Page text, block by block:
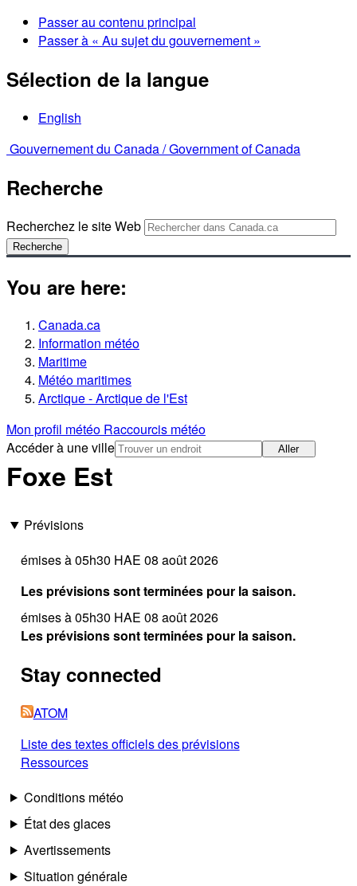
Passer au contenu principal
Passer à « Au sujet du gouvernement »
Sélection de la langue
English
Gouvernement du Canada /Government of Canada
Recherche
Recherchez le site Web
Recherche
You are here:
Canada.ca
Information météo
Maritime
Météo maritimes
Arctique - Arctique de l'Est
Mon profil météo Raccourcis météo
Accéder à une ville
Aller
Foxe Est
Prévisions
émises à 05h30 HAE 08 août 2026
Les prévisions sont terminées pour la saison.
émises à 05h30 HAE 08 août 2026
Les prévisions sont terminées pour la saison.
Stay connected
ATOM
Liste des textes officiels des prévisions
Ressources
Conditions météo
État des glaces
Avertissements
Situation générale